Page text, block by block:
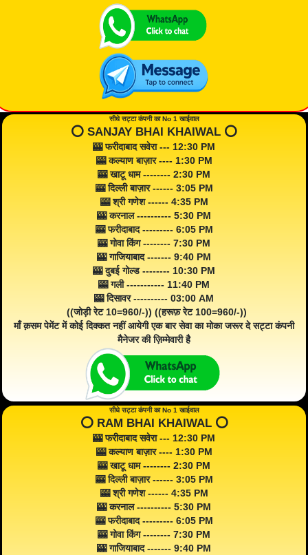
सीधे सट्टा कंपनी का No 1 खाईवाल
⭕️ SANJAY BHAI KHAIWAL ⭕️
🎰 फरीदाबाद सवेरा --- 12:30 PM
🎰 कल्याण बाज़ार ---- 1:30 PM
🎰 खाटू धाम -------- 2:30 PM
🎰 दिल्ली बाज़ार ------ 3:05 PM
🎰 श्री गणेश ------ 4:35 PM
🎰 करनाल ---------- 5:30 PM
🎰 फरीदाबाद --------- 6:05 PM
🎰 गोवा किंग -------- 7:30 PM
🎰 गाजियाबाद ------- 9:40 PM
🎰 दुबई गोल्ड -------- 10:30 PM
🎰 गली ----------- 11:40 PM
🎰 दिसावर ---------- 03:00 AM
((जोड़ी रेट 10=960/-)) ((हरूफ़ रेट 100=960/-))
माँ क़सम पेमेंट में कोई दिक्कत नहीं आयेगी एक बार सेवा का मोका जरूर दे सट्टा कंपनी
मैनेजर की ज़िम्मेवारी है
सीधे सट्टा कंपनी का No 1 खाईवाल
⭕️ RAM BHAI KHAIWAL ⭕️
🎰 फरीदाबाद सवेरा --- 12:30 PM
🎰 कल्याण बाज़ार ---- 1:30 PM
🎰 खाटू धाम -------- 2:30 PM
🎰 दिल्ली बाज़ार ------ 3:05 PM
🎰 श्री गणेश ------ 4:35 PM
🎰 करनाल ---------- 5:30 PM
🎰 फरीदाबाद --------- 6:05 PM
🎰 गोवा किंग -------- 7:30 PM
🎰 गाजियाबाद ------- 9:40 PM